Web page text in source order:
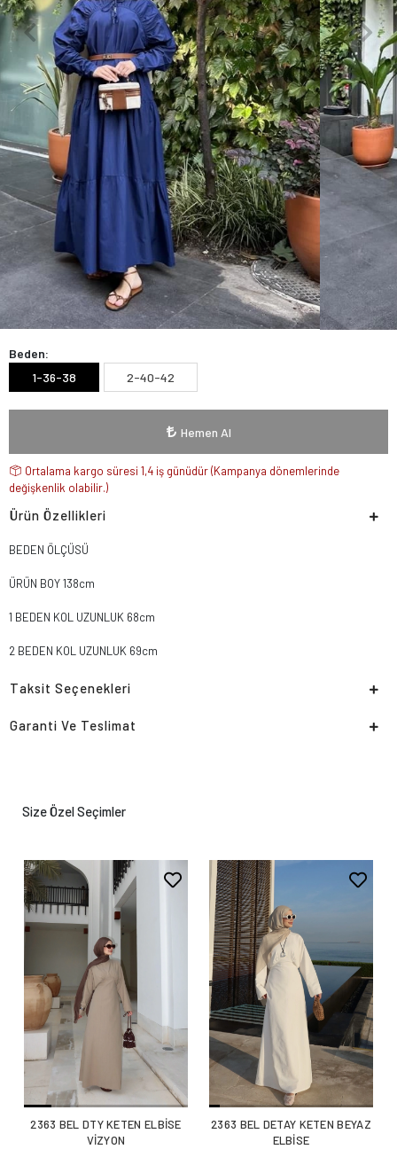
Beden:
1-36-38
2-40-42
Hemen Al
Ortalama kargo süresi 1,4 iş günüdür (Kampanya dönemlerinde
değişkenlik olabilir.)
Ürün Özellikleri
BEDEN ÖLÇÜSÜ
ÜRÜN BOY 138cm
1 BEDEN KOL UZUNLUK 68cm
2 BEDEN KOL UZUNLUK 69cm
Taksit Seçenekleri
Garanti Ve Teslimat
Size Özel Seçimler
2363 BEL DTY KETEN ELBİSE
VİZYON
2363 BEL DETAY KETEN BEYAZ
ELBİSE